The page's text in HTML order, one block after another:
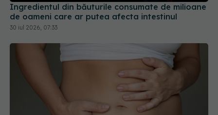
Ingredientul din băuturile consumate de milioane
de oameni care ar putea afecta intestinul
30 iul 2026, 07:33